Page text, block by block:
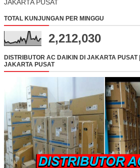
JAKARTA PUSAT
TOTAL KUNJUNGAN PER MINGGU
2,212,030
DISTRIBUTOR AC DAIKIN DI JAKARTA PUSAT
JAKARTA PUSAT